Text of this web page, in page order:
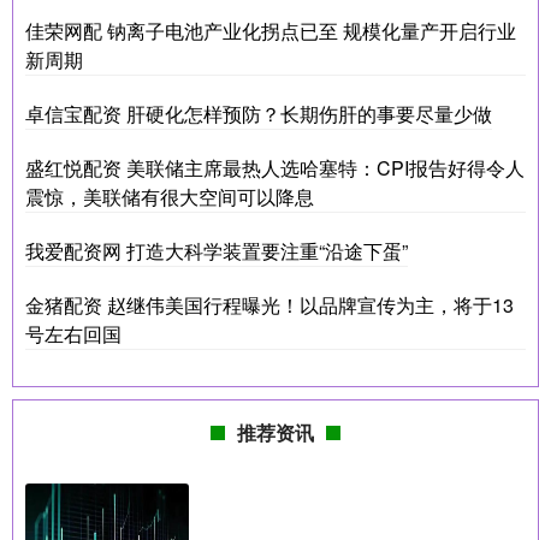
佳荣网配 钠离子电池产业化拐点已至 规模化量产开启行业
新周期
卓信宝配资 肝硬化怎样预防？长期伤肝的事要尽量少做
盛红悦配资 美联储主席最热人选哈塞特：CPI报告好得令人
震惊，美联储有很大空间可以降息
我爱配资网 打造大科学装置要注重“沿途下蛋”
金猪配资 赵继伟美国行程曝光！以品牌宣传为主，将于13
号左右回国
推荐资讯